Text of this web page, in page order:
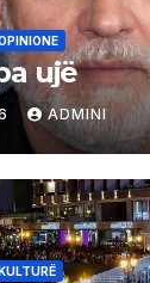
ujë
ADMINI